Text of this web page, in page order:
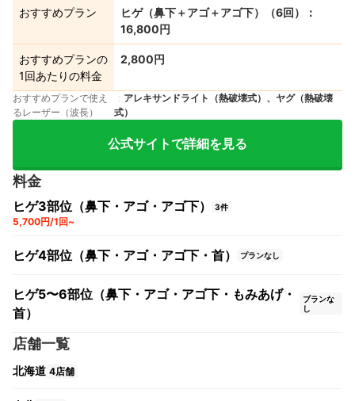
おすすめプラン
ヒゲ（鼻下＋アゴ＋アゴ下）（6回）：
16,800円
おすすめプランの
1回あたりの料金
2,800円
おすすめプランで使え
るレーザー（波長）
アレキサンドライト（熱破壊式）、ヤグ（熱破壊
式）
公式サイトで詳細を見る
料金
ヒゲ3部位（鼻下・アゴ・アゴ下） 3件
5,700円/1回~
ヒゲ4部位（鼻下・アゴ・アゴ下・首） プランなし
ヒゲ5〜6部位（鼻下・アゴ・アゴ下・もみあげ・
首）
プランな
し
店舗一覧
北海道 4店舗